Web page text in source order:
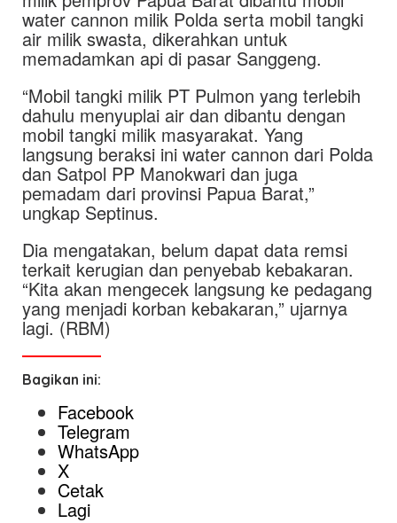
water cannon milik Polda serta mobil tangki
air milik swasta, dikerahkan untuk
memadamkan api di pasar Sanggeng.
“Mobil tangki milik PT Pulmon yang terlebih
dahulu menyuplai air dan dibantu dengan
mobil tangki milik masyarakat. Yang
langsung beraksi ini water cannon dari Polda
dan Satpol PP Manokwari dan juga
pemadam dari provinsi Papua Barat,”
ungkap Septinus.
Dia mengatakan, belum dapat data remsi
terkait kerugian dan penyebab kebakaran.
“Kita akan mengecek langsung ke pedagang
yang menjadi korban kebakaran,” ujarnya
lagi. (RBM)
Bagikan ini:
Facebook
Telegram
WhatsApp
X
Cetak
Lagi